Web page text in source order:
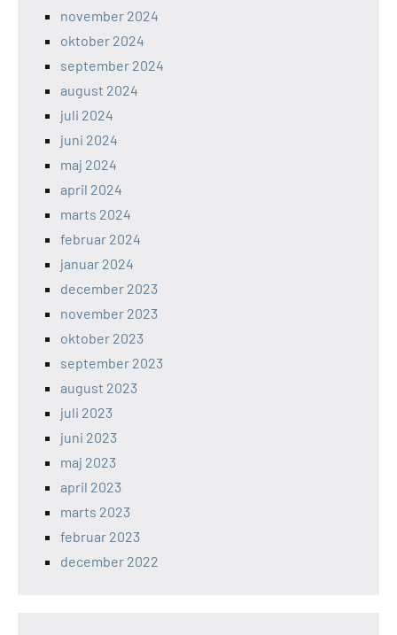
november 2024
oktober 2024
september 2024
august 2024
juli 2024
juni 2024
maj 2024
april 2024
marts 2024
februar 2024
januar 2024
december 2023
november 2023
oktober 2023
september 2023
august 2023
juli 2023
juni 2023
maj 2023
april 2023
marts 2023
februar 2023
december 2022